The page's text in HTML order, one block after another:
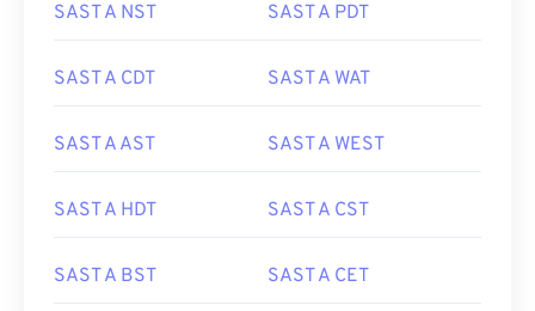
SAST A NST SAST A PDT
SAST A CDT SAST A WAT
SAST A AST SAST A WEST
SAST A HDT SAST A CST
SAST A BST SAST A CET